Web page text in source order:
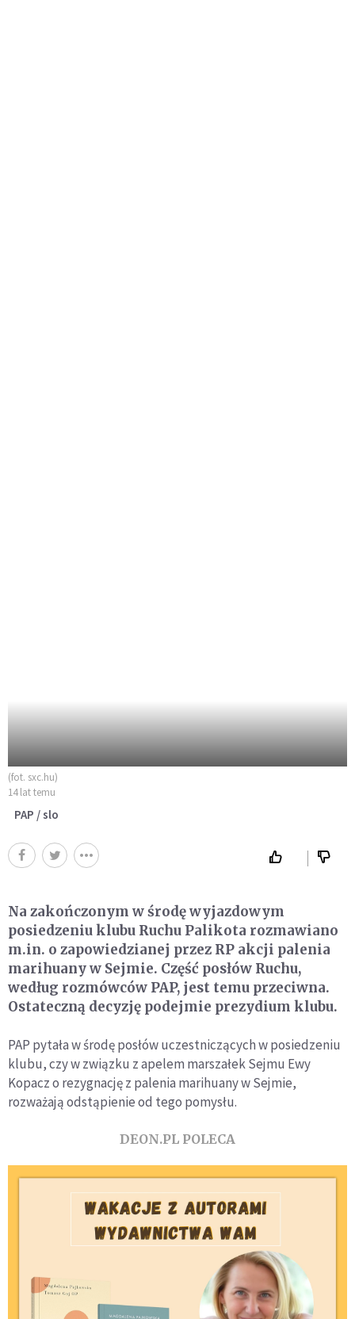
(fot. sxc.hu)
14 lat temu
PAP / slo
Na zakończonym w środę wyjazdowym
posiedzeniu klubu Ruchu Palikota rozmawiano
m.in. o zapowiedzianej przez RP akcji palenia
marihuany w Sejmie. Część posłów Ruchu,
według rozmówców PAP, jest temu przeciwna.
Ostateczną decyzję podejmie prezydium klubu.
PAP pytała w środę posłów uczestniczących w posiedzeniu
klubu, czy w związku z apelem marszałek Sejmu Ewy
Kopacz o rezygnację z palenia marihuany w Sejmie,
rozważają odstąpienie od tego pomysłu.
DEON.PL POLECA